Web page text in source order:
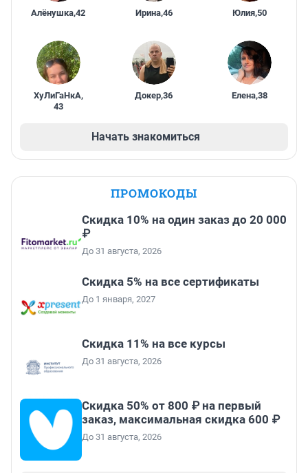
Алёнушка,42 Ирина,46 Юлия,50
ХуЛиГаНкА,
43
Докер,36 Елена,38
Начать знакомиться
ПРОМОКОДЫ
Скидка 10% на один заказ до 20 000
₽
До 31 августа, 2026
Скидка 5% на все сертификаты
До 1 января, 2027
Скидка 11% на все курсы
До 31 августа, 2026
Скидка 50% от 800 ₽ на первый
заказ, максимальная скидка 600 ₽
До 31 августа, 2026